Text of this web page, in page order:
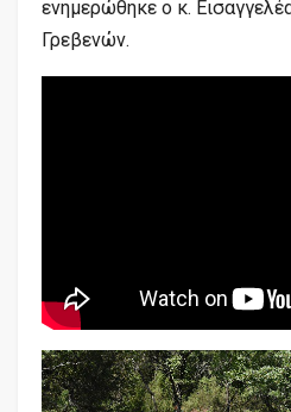
ενημερώθηκε ο κ.
Γρεβενών.